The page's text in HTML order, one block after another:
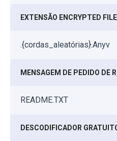
EXTENSÃO ENCRYPTED
.{cordas_aleatórias}.Anyv
MENSAGEM DE PEDIDO DE
README.TXT
DESCODIFICADOR